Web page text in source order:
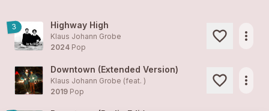
3 Highway High
Klaus Johann Grobe
2024 Pop
more_horiz
Downtown (Extended Version)
Klaus Johann Grobe (feat. )
2019 Pop
more_horiz